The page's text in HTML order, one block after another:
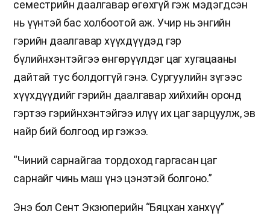
семестрийн даалгавар өгөхгүй гэж мэдэгдсэн
нь үүнтэй бас холбоотой аж. Учир нь энгийн
гэрийн даалгавар хүүхдүүдэд гэр
бүлийнхэнтэйгээ өнгөрүүлдэг цаг хугацааны
дайтай тус болдоггүй гэнэ. Сургуулийн зүгээс
хүүхдүүдийг гэрийн даалгавар хийхийн оронд
гэртээ гэрийнхэнтэйгээ илүү их цаг зарцуулж, эв
найр бий болгоод ир гэжээ.
“Чиний сарнайгаа тордоход гаргасан цаг
сарнайг чинь маш үнэ цэнэтэй болгоно.”
Энэ бол Сент Экзюперийн “Бяцхан ханхүү”